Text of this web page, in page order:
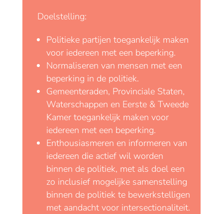
Doelstelling:
Politieke partijen toegankelijk maken
voor iedereen met een beperking.
Normaliseren van mensen met een
beperking in de politiek.
Gemeenteraden, Provinciale Staten,
Waterschappen en Eerste & Tweede
Kamer toegankelijk maken voor
iedereen met een beperking.
Enthousiasmeren en informeren van
iedereen die actief wil worden
binnen de politiek, met als doel een
zo inclusief mogelijke samenstelling
binnen de politiek te bewerkstelligen
met aandacht voor intersectionaliteit.